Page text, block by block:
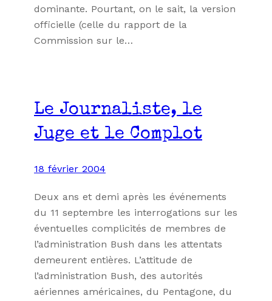
dominante. Pourtant, on le sait, la version
officielle (celle du rapport de la
Commission sur le…
Le Journaliste, le
Juge et le Complot
18 février 2004
Deux ans et demi après les événements
du 11 septembre les interrogations sur les
éventuelles complicités de membres de
l’administration Bush dans les attentats
demeurent entières. L’attitude de
l’administration Bush, des autorités
aériennes américaines, du Pentagone, du